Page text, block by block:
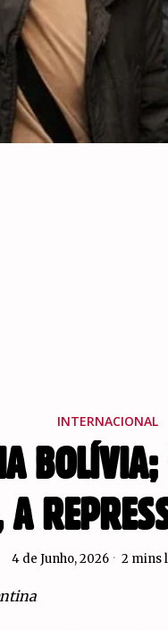
INTERNACIONAL
4 de Junho, 2026 2 mins